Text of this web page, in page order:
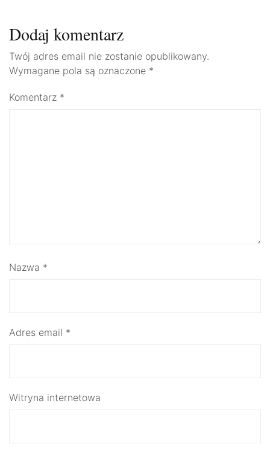
Dodaj komentarz
Twój adres email nie zostanie opublikowany.
Wymagane pola są oznaczone *
Komentarz *
Nazwa *
Adres email *
Witryna internetowa